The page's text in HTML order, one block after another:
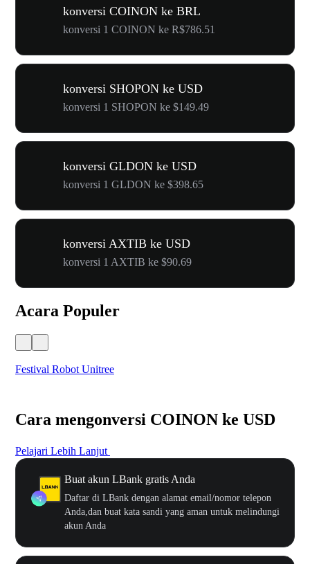
konversi COINON ke BRL
konversi 1 COINON ke R$786.51
konversi SHOPON ke USD
konversi 1 SHOPON ke $149.49
konversi GLDON ke USD
konversi 1 GLDON ke $398.65
konversi AXTIB ke USD
konversi 1 AXTIB ke $90.69
Acara Populer
Festival Robot Unitree
Cara mengonversi COINON ke USD
Pelajari Lebih Lanjut
Buat akun LBank gratis Anda
Daftar di LBank dengan alamat email/nomor telepon
Anda,dan buat kata sandi yang aman untuk melindungi
akun Anda